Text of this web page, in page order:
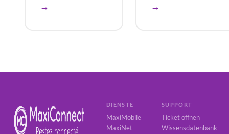
→ →
DIENSTE
MaxiMobile
MaxiNet
SUPPORT
Ticket öffnen
Wissensdatenbank